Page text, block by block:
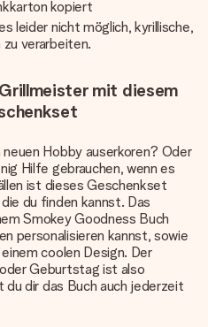
kopiert
leider nicht möglich, kyrillische,
verarbeiten.
mit diesem
Hobby auserkoren? Oder
Hilfe gebrauchen, wenn es
ist dieses Geschenkset
du finden kannst. Das
Smokey Goodness Buch
personalisieren kannst, sowie
coolen Design. Der
Geburtstag ist also
dir das Buch auch jederzeit